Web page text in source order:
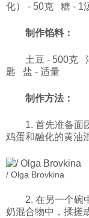
化） - 50克 糖 - 1
制作馅料：
土豆 - 500克
匙 盐 - 适量
制作方法：
1. 首先准备面
鸡蛋和融化的黄油
/ Olga Brovkina
2. 在另一个碗
奶混合物中，揉搓